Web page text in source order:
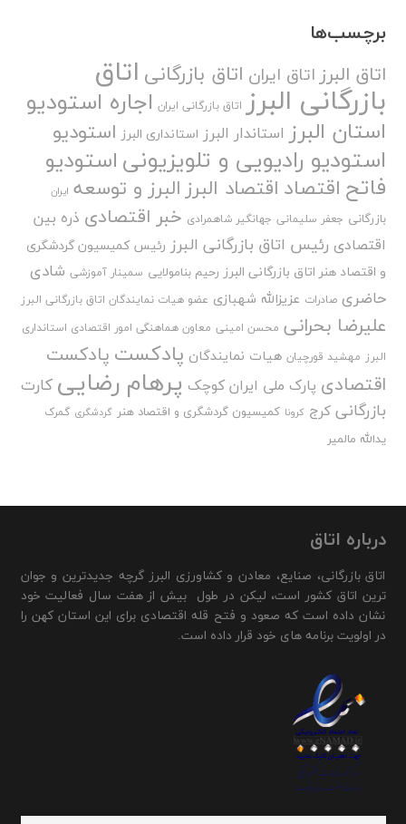
برچسب‌ها
اتاق البرزاتاق ایران اتاق بازرگانی اتاق
بازرگانی البرز اتاق بازرگانی ایران اجاره استودیو
استان البرز استاندار البرز استانداری البرز استودیو
استودیو رادیویی و تلویزیونیاستودیو
فاتح اقتصاد اقتصاد البرزالبرز و توسعه ایران
بازرگانی جعفر سلیمانی جهانگیر شاهمرادی خبر اقتصادی ذره بین
اقتصادی رئیس اتاق بازرگانی البرز رئیس کمیسیون گردشگری
و اقتصاد هنر اتاق بازرگانی البرز رحیم بنامولایی سمینار آموزشی شادی
حاضری صادرات عزیزالله شهبازی عضو هیات نمایندگان اتاق بازرگانی البرز
علیرضا بحرانی محسن امینی معاون هماهنگی امور اقتصادی استانداری
البرز مهشید قورچیان هیات نمایندگان پادکست پادکست
اقتصادی پارک ملی ایران کوچک پرهام رضایی کارت
بازرگانی کرج کرونا کمیسیون گردشگری و اقتصاد هنر گردشگری گمرک
یدالله مالمیر
درباره اتاق
اتاق بازرگانی، صنایع، معادن و کشاورزی البرز گرچه جدیدترین و جوان
ترین اتاق کشور است، لیکن در طول بیش از هفت سال فعالیت خود
نشان داده است که صعود و فتح قله اقتصادی برای این استان کهن را
در اولویت برنامه های خود قرار داده است.